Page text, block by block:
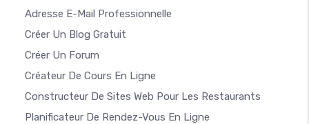
Adresse E-Mail Professionnelle
Créer Un Blog Gratuit
Créer Un Forum
Créateur De Cours En Ligne
Constructeur De Sites Web Pour Les Restaurants
Planificateur De Rendez-Vous En Ligne